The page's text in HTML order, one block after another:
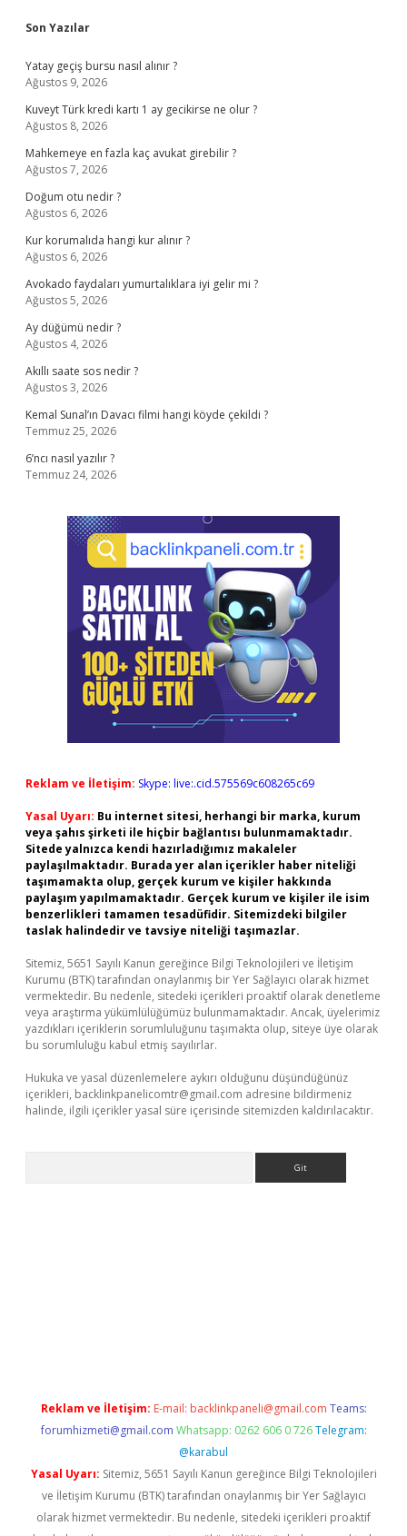
Sidebar
Son Yazılar
Yatay geçiş bursu nasıl alınır ?
Ağustos 9, 2026
Kuveyt Türk kredi kartı 1 ay gecikirse ne olur ?
Ağustos 8, 2026
Mahkemeye en fazla kaç avukat girebilir ?
Ağustos 7, 2026
Doğum otu nedir ?
Ağustos 6, 2026
Kur korumalıda hangi kur alınır ?
Ağustos 6, 2026
Avokado faydaları yumurtalıklara iyi gelir mi ?
Ağustos 5, 2026
Ay düğümü nedir ?
Ağustos 4, 2026
Akıllı saate sos nedir ?
Ağustos 3, 2026
Kemal Sunal’ın Davacı filmi hangi köyde çekildi ?
Temmuz 25, 2026
6’ncı nasıl yazılır ?
Temmuz 24, 2026
Reklam ve İletişim: Skype: live:.cid.575569c608265c69
Yasal Uyarı: Bu internet sitesi, herhangi bir marka, kurum
veya şahıs şirketi ile hiçbir bağlantısı bulunmamaktadır.
Sitede yalnızca kendi hazırladığımız makaleler
paylaşılmaktadır. Burada yer alan içerikler haber niteliği
taşımamakta olup, gerçek kurum ve kişiler hakkında
paylaşım yapılmamaktadır. Gerçek kurum ve kişiler ile isim
benzerlikleri tamamen tesadüfidir. Sitemizdeki bilgiler
taslak halindedir ve tavsiye niteliği taşımazlar.
Sitemiz, 5651 Sayılı Kanun gereğince Bilgi Teknolojileri ve İletişim
Kurumu (BTK) tarafından onaylanmış bir Yer Sağlayıcı olarak hizmet
vermektedir. Bu nedenle, sitedeki içerikleri proaktif olarak denetleme
veya araştırma yükümlülüğümüz bulunmamaktadır. Ancak, üyelerimiz
yazdıkları içeriklerin sorumluluğunu taşımakta olup, siteye üye olarak
bu sorumluluğu kabul etmiş sayılırlar.
Hukuka ve yasal düzenlemelere aykırı olduğunu düşündüğünüz
içerikleri, backlinkpanelicomtr@gmail.com adresine bildirmeniz
halinde, ilgili içerikler yasal süre içerisinde sitemizden kaldırılacaktır.
Reklam ve İletişim: E-mail: backlinkpaneli@gmail.com Teams:
forumhizmeti@gmail.com Whatsapp: 0262 606 0 726 Telegram:
@karabul
Yasal Uyarı: Sitemiz, 5651 Sayılı Kanun gereğince Bilgi Teknolojileri
ve İletişim Kurumu (BTK) tarafından onaylanmış bir Yer Sağlayıcı
olarak hizmet vermektedir. Bu nedenle, sitedeki içerikleri proaktif